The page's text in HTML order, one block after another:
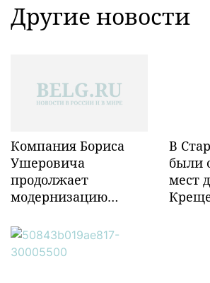
Другие новости
Компания Бориса
Ушеровича
продолжает
модернизацию
инфраструктуры в
Забайкалье
В
были
мест